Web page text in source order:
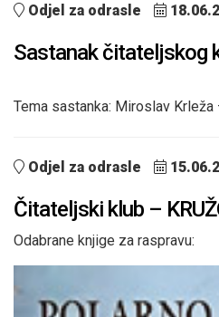
Odjel za odrasle
Sastanak čitateljskog
Tema sastanka: Miroslav Krleža
Odjel za odrasle
Čitateljski klub –
Odabrane knjige za raspravu: